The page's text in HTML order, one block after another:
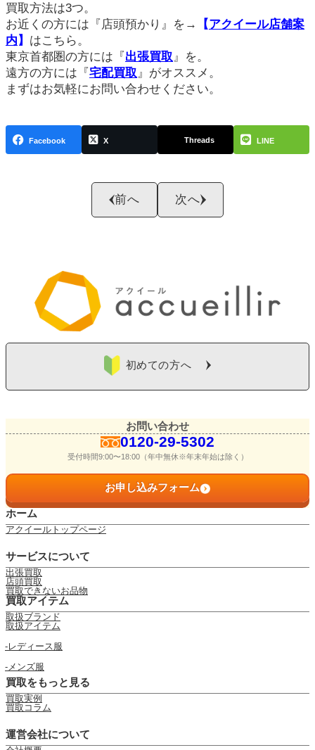
買取方法は3つ。
お近くの方には『店頭預かり』を→
【アクイール店舗案
内 】 はこちら。
東京首都圏の方には『出張買取』を。
遠方の方には『宅配買取』がオススメ。
まずはお気軽にお問い合わせください。
Facebook X Threads LINE
前へ 次へ
初めての方へ
お問い合わせ
0120-29-5302
受付時間9:00〜18:00（年中無休※年末年始は除く）
お申し込みフォーム
ホーム
アクイールトップページ
サービスについて
出張買取
店頭買取
買取できないお品物
買取アイテム
取扱ブランド
取扱アイテム
レディース服
メンズ服
買取をもっと見る
買取実例
買取コラム
運営会社について